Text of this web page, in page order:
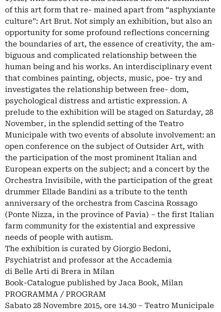
of this art form that re- mained apart from “asphyxiante
culture”: Art Brut. Not simply an exhibition, but also an
opportunity for some profound reflections concerning
the boundaries of art, the essence of creativity, the am-
biguous and complicated relationship between the
human being and his works. An interdisciplinary event
that combines painting, objects, music, poe- try and
investigates the relationship between free- dom,
psychological distress and artistic expression. A
prelude to the exhibition will be staged on Saturday, 28
November, in the splendid setting of the Teatro
Municipale with two events of absolute involvement: an
open conference on the subject of Outsider Art, with
the participation of the most prominent Italian and
European experts on the subject; and a concert by the
Orchestra Invisibile, with the participation of the great
drummer Ellade Bandini as a tribute to the tenth
anniversary of the orchestra from Cascina Rossago
(Ponte Nizza, in the province of Pavia) – the first Italian
farm community for the existential and expressive
needs of people with autism.
The exhibition is curated by Giorgio Bedoni,
Psychiatrist and professor at the Accademia
di Belle Arti di Brera in Milan
Book-Catalogue published by Jaca Book, Milan
PROGRAMMA / PROGRAM
Sabato 28 Novembre 2015, ore 14.30 – Teatro Municipale